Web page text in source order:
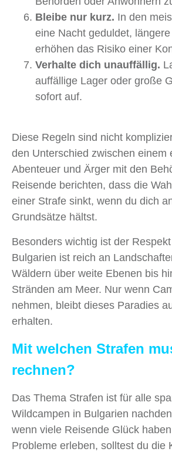
Bleibe nur kurz. In den
eine Nacht geduldet,
erhöhen das Risiko einer
Verhalte dich unauffällig.
auffällige Lager oder große
sofort auf.
Diese Regeln sind nicht
den Unterschied zwischen einem
Abenteuer und Ärger mit den
Reisende berichten, dass die
einer Strafe sinkt, wenn du dich
Grundsätze hältst.
Besonders wichtig ist der
Bulgarien ist reich an
Wäldern über weite Ebenen bis
Stränden am Meer. Nur wenn
nehmen, bleibt dieses Paradies
erhalten.
Mit welchen Strafen
rechnen?
Das Thema Strafen ist für alle
Wildcampen in Bulgarien
wenn viele Reisende Glück
Probleme erleben, solltest du die